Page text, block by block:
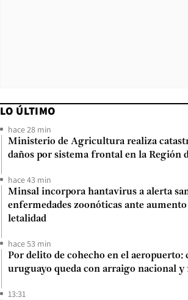
LO ÚLTIMO
hace 28 min
Ministerio de Agricultura realiza
daños por sistema frontal en la Región
hace 43 min
Minsal incorpora hantavirus a alerta
enfermedades zoonóticas ante aumento
letalidad
hace 53 min
Por delito de cohecho en el aeropuerto:
uruguayo queda con arraigo nacional
13:31